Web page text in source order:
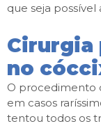
que seja possível
Cirurgia
no
O procedimento
em casos
tentou todos os